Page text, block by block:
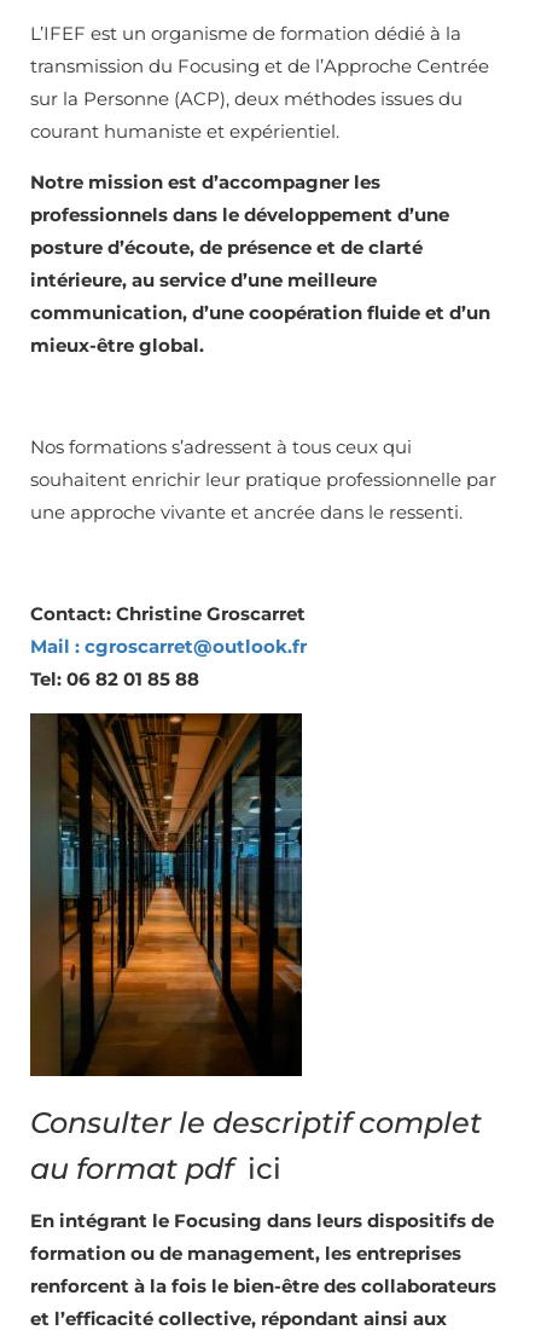
L’IFEF est un organisme de formation dédié à la
transmission du Focusing et de l’Approche Centrée
sur la Personne (ACP), deux méthodes issues du
courant humaniste et expérientiel.
Notre mission est d’accompagner les
professionnels dans le développement d’une
posture d’écoute, de présence et de clarté
intérieure, au service d’une meilleure
communication, d’une coopération fluide et d’un
mieux-être global.
Nos formations s’adressent à tous ceux qui
souhaitent enrichir leur pratique professionnelle par
une approche vivante et ancrée dans le ressenti.
Contact: Christine Groscarret
Mail : cgroscarret@outlook.fr
Tel: 06 82 01 85 88
Consulter le descriptif complet
au format pdf ici
En intégrant le Focusing dans leurs dispositifs de
formation ou de management, les entreprises
renforcent à la fois le bien-être des collaborateurs
et l’efficacité collective, répondant ainsi aux